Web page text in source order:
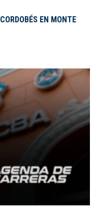
EN MONTE